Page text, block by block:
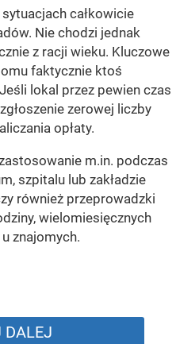
całkowicie
Nie chodzi jednak
z racji wieku. Kluczowe
faktycznie ktoś
lokal przez pewien czas
zerowej liczby
opłaty.
m.in. podczas
szpitalu lub zakładzie
również przeprowadzki
wielomiesięcznych
znajomych.
DALEJ